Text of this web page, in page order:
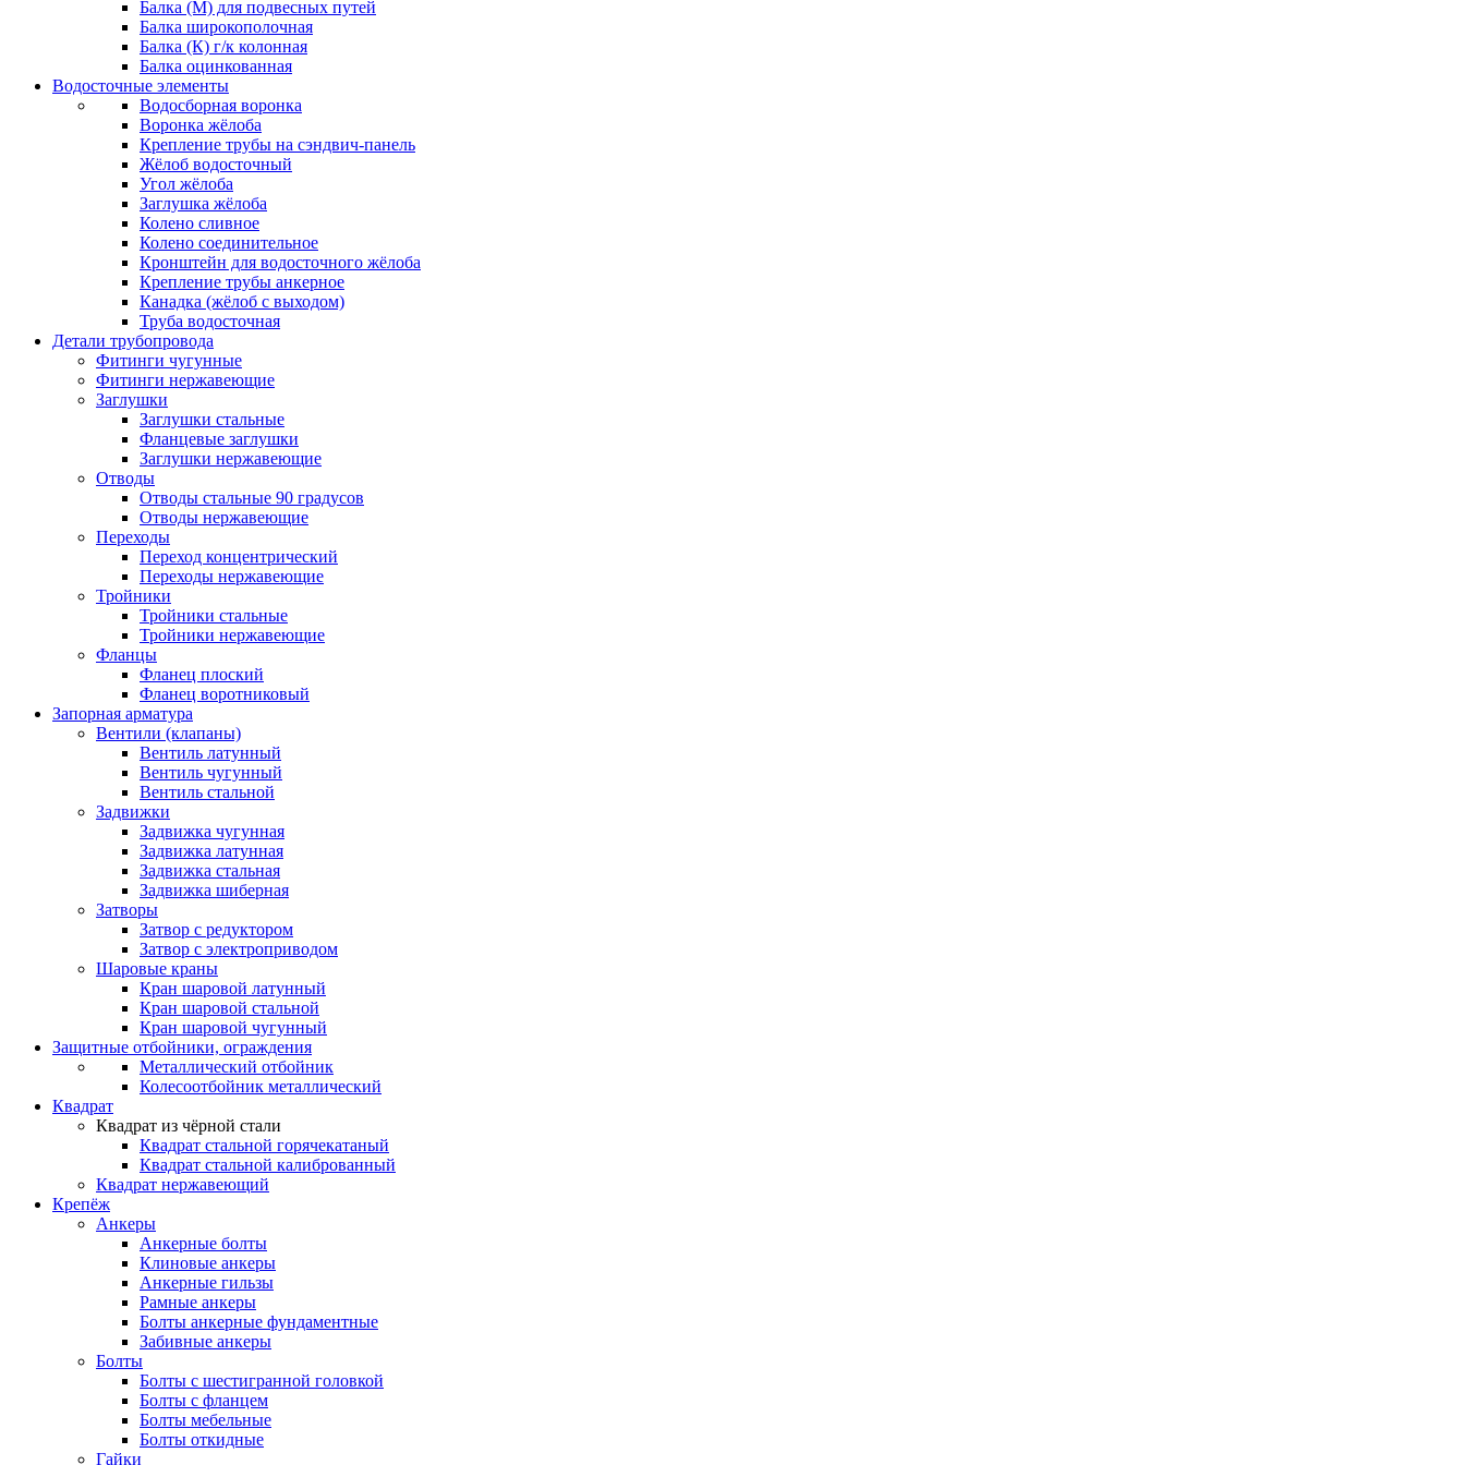
Балка (М) для подвесных путей
Балка широкополочная
Балка (К) г/к колонная
Балка оцинкованная
Водосточные элементы
Водосборная воронка
Воронка жёлоба
Крепление трубы на сэндвич-панель
Жёлоб водосточный
Угол жёлоба
Заглушка жёлоба
Колено сливное
Колено соединительное
Кронштейн для водосточного жёлоба
Крепление трубы анкерное
Канадка (жёлоб с выходом)
Труба водосточная
Детали трубопровода
Фитинги чугунные
Фитинги нержавеющие
Заглушки
Заглушки стальные
Фланцевые заглушки
Заглушки нержавеющие
Отводы
Отводы стальные 90 градусов
Отводы нержавеющие
Переходы
Переход концентрический
Переходы нержавеющие
Тройники
Тройники стальные
Тройники нержавеющие
Фланцы
Фланец плоский
Фланец воротниковый
Запорная арматура
Вентили (клапаны)
Вентиль латунный
Вентиль чугунный
Вентиль стальной
Задвижки
Задвижка чугунная
Задвижка латунная
Задвижка стальная
Задвижка шиберная
Затворы
Затвор с редуктором
Затвор с электроприводом
Шаровые краны
Кран шаровой латунный
Кран шаровой стальной
Кран шаровой чугунный
Защитные отбойники, ограждения
Металлический отбойник
Колесоотбойник металлический
Квадрат
Квадрат из чёрной стали
Квадрат стальной горячекатаный
Квадрат стальной калиброванный
Квадрат нержавеющий
Крепёж
Анкеры
Анкерные болты
Клиновые анкеры
Анкерные гильзы
Рамные анкеры
Болты анкерные фундаментные
Забивные анкеры
Болты
Болты с шестигранной головкой
Болты с фланцем
Болты мебельные
Болты откидные
Гайки